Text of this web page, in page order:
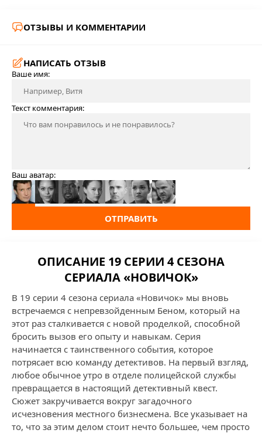
ОТЗЫВЫ И КОММЕНТАРИИ
НАПИСАТЬ ОТЗЫВ
Ваше имя:
Текст комментария:
Ваш аватар:
ОТПРАВИТЬ
ОПИСАНИЕ 19 СЕРИИ 4 СЕЗОНА
СЕРИАЛА «НОВИЧОК»
В 19 серии 4 сезона сериала «Новичок» мы вновь
встречаемся с непревзойденным Беном, который на
этот раз сталкивается с новой проделкой, способной
бросить вызов его опыту и навыкам. Серия
начинается с таинственного события, которое
потрясает всю команду детективов. На первый взгляд,
любое обычное утро в отделе полицейской службы
превращается в настоящий детективный квест.
Сюжет закручивается вокруг загадочного
исчезновения местного бизнесмена. Все указывает на
то, что за этим делом стоит нечто большее, чем просто